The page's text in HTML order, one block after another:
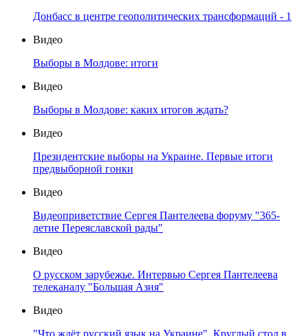
Донбасс в центре геополитических трансформаций - 1
Видео
Выборы в Молдове: итоги
Видео
Выборы в Молдове: каких итогов ждать?
Видео
Президентские выборы на Украине. Первые итоги
предвыборной гонки
Видео
Видеоприветствие Сергея Пантелеева форуму "365-
летие Переяславской рады"
Видео
О русском зарубежье. Интервью Сергея Пантелеева
телеканалу "Большая Азия"
Видео